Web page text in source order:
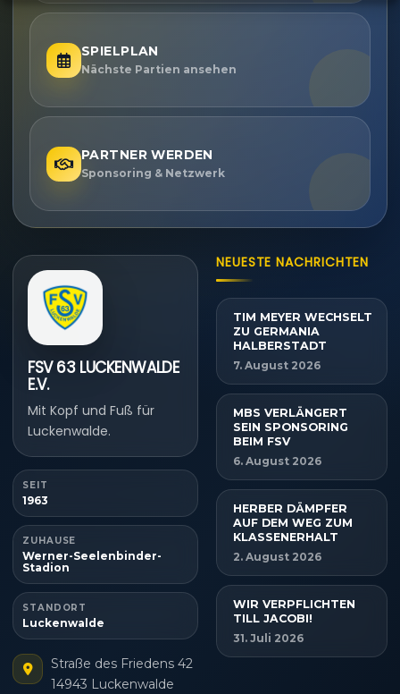
SPIELPLAN
Nächste Partien ansehen
PARTNER WERDEN
Sponsoring & Netzwerk
FSV 63 LUCKENWALDE
E.V.
Mit Kopf und Fuß für
Luckenwalde.
SEIT
1963
ZUHAUSE
Werner-Seelenbinder-
Stadion
STANDORT
Luckenwalde
Straße des Friedens 42
14943 Luckenwalde
NEUESTE NACHRICHTEN
TIM MEYER WECHSELT
ZU GERMANIA
HALBERSTADT
7. August 2026
MBS VERLÄNGERT
SEIN SPONSORING
BEIM FSV
6. August 2026
HERBER DÄMPFER
AUF DEM WEG ZUM
KLASSENERHALT
2. August 2026
WIR VERPFLICHTEN
TILL JACOBI!
31. Juli 2026